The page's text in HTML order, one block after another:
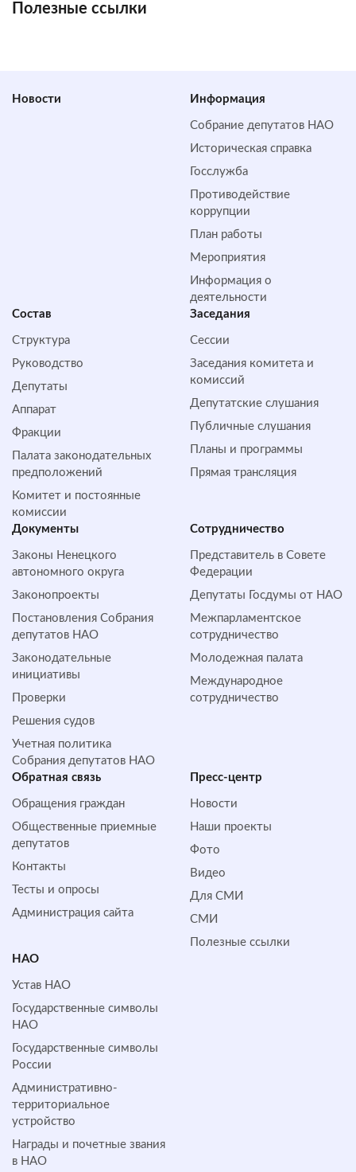
Полезные ссылки
Новости Информация
Собрание депутатов НАО
Историческая справка
Госслужба
Противодействие
коррупции
План работы
Мероприятия
Информация о
деятельности
Состав
Структура
Руководство
Депутаты
Аппарат
Фракции
Палата законодательных
предположений
Комитет и постоянные
комиссии
Заседания
Сессии
Заседания комитета и
комиссий
Депутатские слушания
Публичные слушания
Планы и программы
Прямая трансляция
Документы
Законы Ненецкого
автономного округа
Законопроекты
Постановления Собрания
депутатов НАО
Законодательные
инициативы
Проверки
Решения судов
Учетная политика
Собрания депутатов НАО
Сотрудничество
Представитель в Совете
Федерации
Депутаты Госдумы от НАО
Межпарламентское
сотрудничество
Молодежная палата
Международное
сотрудничество
Обратная cвязь
Обращения граждан
Общественные приемные
депутатов
Контакты
Тесты и опросы
Администрация сайта
Пресс-центр
Новости
Наши проекты
Фото
Видео
Для СМИ
СМИ
Полезные ссылки
НАО
Устав НАО
Государственные символы
НАО
Государственные символы
России
Административно-
территориальное
устройство
Награды и почетные звания
в НАО